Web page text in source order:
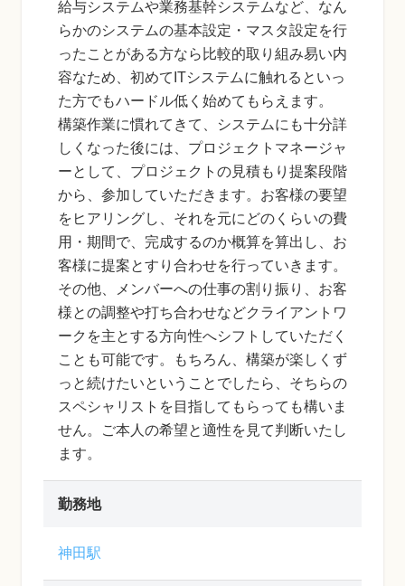
給与システムや業務基幹システムなど、なん
らかのシステムの基本設定・マスタ設定を行
ったことがある方なら比較的取り組み易い内
容なため、初めてITシステムに触れるといっ
た方でもハードル低く始めてもらえます。
構築作業に慣れてきて、システムにも十分詳
しくなった後には、プロジェクトマネージャ
ーとして、プロジェクトの見積もり提案段階
から、参加していただきます。お客様の要望
をヒアリングし、それを元にどのくらいの費
用・期間で、完成するのか概算を算出し、お
客様に提案とすり合わせを行っていきます。
その他、メンバーへの仕事の割り振り、お客
様との調整や打ち合わせなどクライアントワ
ークを主とする方向性へシフトしていただく
ことも可能です。もちろん、構築が楽しくず
っと続けたいということでしたら、そちらの
スペシャリストを目指してもらっても構いま
せん。ご本人の希望と適性を見て判断いたし
ます。
勤務地
神田駅